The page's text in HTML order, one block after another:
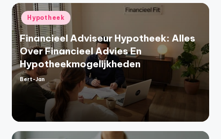
Geplaatst
in
Hypotheek
Financieel Adviseur Hypotheek: Alles
Over Financieel Advies En
Hypotheekmogelijkheden
Geplaatst
Bert-Jan